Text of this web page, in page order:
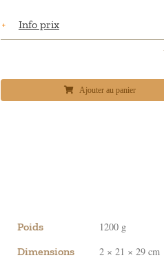
Info prix
Ajouter au panier
Poids
1200 g
Dimensions
2 × 21 × 29 cm